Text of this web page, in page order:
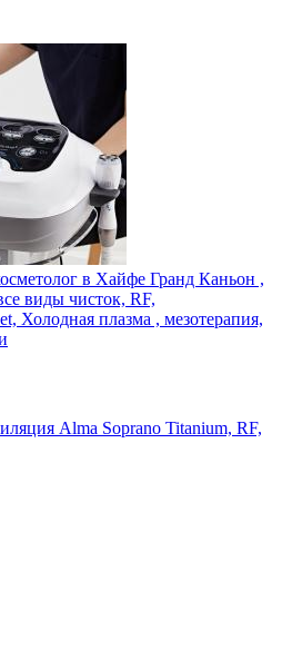
в Хайфе Гранд Каньон ,
виды чисток, RF,
Холодная плазма , мезотерапия,
Alma Soprano Titanium, RF,